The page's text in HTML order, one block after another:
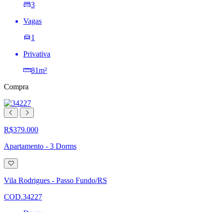
3
Vagas
1
Privativa
81m²
Compra
R$379.000
Apartamento - 3 Dorms
Adicionar
à
lista
de
Vila Rodrigues - Passo Fundo/RS
COD.34227